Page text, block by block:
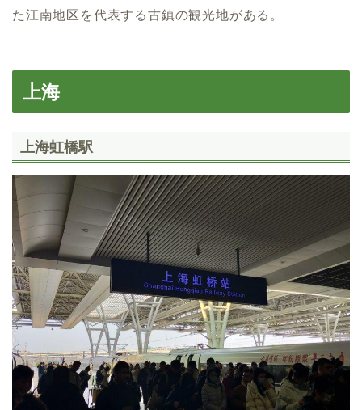
た江南地区を代表する古鎮の観光地がある。
上海
上海虹橋駅